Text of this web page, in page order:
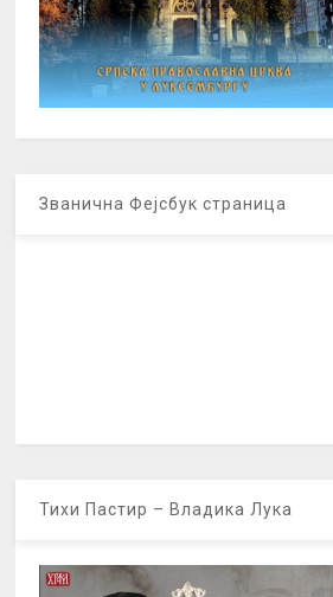
Званична Фејсбук страница
Тихи Пастир – Владика Лука